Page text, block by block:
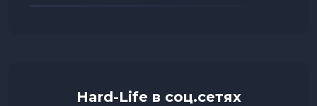
Hard-Life в соц.сетях